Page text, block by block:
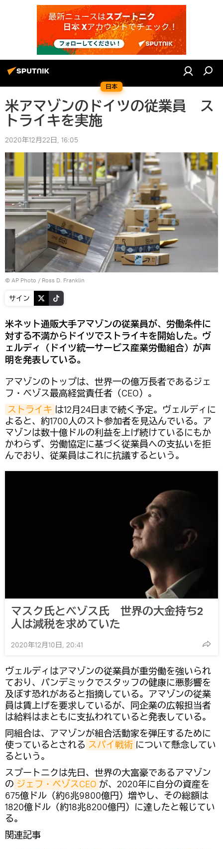
日本
米アマゾンのドイツの従業員 ス
トライキを実施
2020年12月22日, 16:05
© AP Photo / Ross D. Franklin
サイン
米ネット通販大手アマゾンの従業員が、労働条件に
対する不満からドイツでストライキを開始した。ヴ
ェルディ（ドイツ統一サービス産業労働組合）が声
明を発表している。
アマゾンのトップは、世界一の億万長者であるジェ
フ・ベゾス最高経営責任者（CEO）。
ストライキ は12月24日まで続く予定。ヴェルディに
よると、約1700人のスト参加者を見込んでいる。ア
マゾンは数十億ドルの利益を上げ続けているにもか
かわらず、労働協定に基づく従業員への支払いを拒
んでおり、従業員はこれに抗議するという。
マスク氏とベゾス氏 世界の大金持ち2
人は減税を求めていた
2020年12月10日, 20:41
ヴェルディはアマゾンの従業員が重労働を強いられ
ており、パンデミックでスタッフの健康に悪影響を
及ぼす恐れがあると指摘している。アマゾンの従業
員は賃上げを要求しているが、同企業の広報担当者
は給料はまともに支払われていると発表している。
同組合は、アマゾンが組合活動家を弾圧するために
使っているとされる スパイ戦術 について懸念してい
るという。
スプートニクは先日、世界の大富豪であるアマゾン
の ジェフ・ベゾスCEO が、2020年に自分の資産を
675億ドル（約6兆9800億円）増やし、その総額は
1820億ドル（約18兆8200億円）に達したと報じてい
る。
関連記事